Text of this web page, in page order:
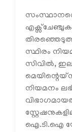
സ്ഥിരം
സിവിൽ,
നിയമനം
ഐ.ടി.ഐ